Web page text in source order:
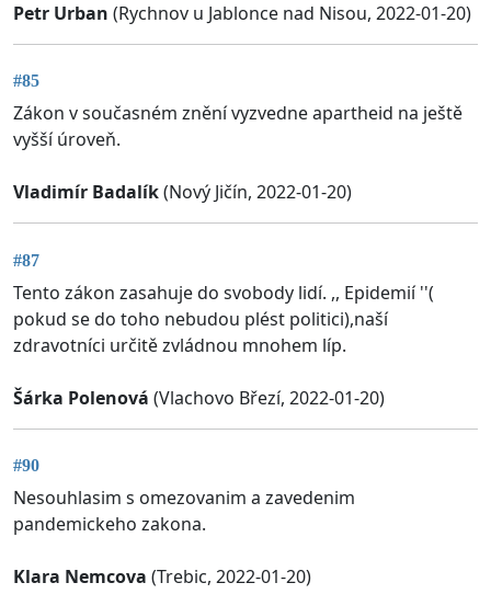
Petr Urban (Rychnov u Jablonce nad Nisou, 2022-01-20)
#85
Zákon v současném znění vyzvedne apartheid na ještě
vyšší úroveň.
Vladimír Badalík(Nový Jičín, 2022-01-20)
#87
Tento zákon zasahuje do svobody lidí. ,, Epidemií ''(
pokud se do toho nebudou plést politici),naší
zdravotníci určitě zvládnou mnohem líp.
Šárka Polenová (Vlachovo Březí, 2022-01-20)
#90
Nesouhlasim s omezovanim a zavedenim
pandemickeho zakona.
Klara Nemcova (Trebic, 2022-01-20)